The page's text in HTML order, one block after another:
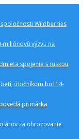
Wildberries
výzvu na
spojenie s ruskou
útočníkom bol 14-
primárka
za ohrozovanie